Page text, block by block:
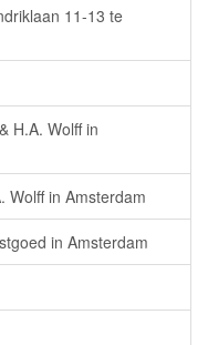
11-13 te
H.A. Wolff in
Wolff in Amsterdam
in Amsterdam